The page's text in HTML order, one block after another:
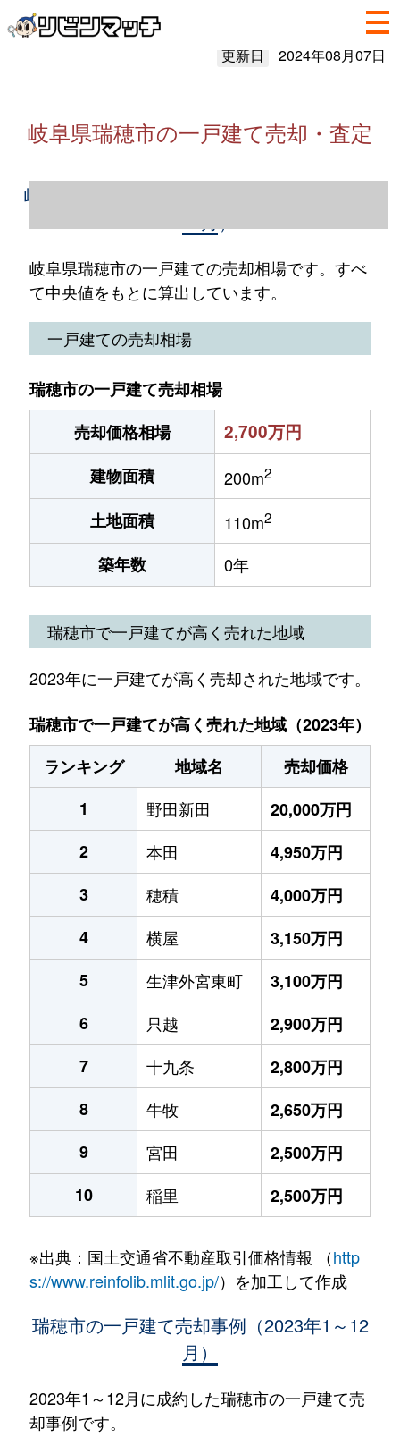
更新日 2024年08月07日
岐阜県瑞穂市の一戸建て売却・査定
岐阜県瑞穂市の一戸建て売却情報（2023年1
岐阜県瑞穂市の一戸建ての売却相場です。すべ
て中央値をもとに算出しています。
一戸建ての売却相場
瑞穂市の一戸建て売却相場
売却価格相場
2,700万円
建物面積 200m2
土地面積 110m2
築年数 0年
瑞穂市で一戸建てが高く売れた地域
2023年に一戸建てが高く売却された地域です。
瑞穂市で一戸建てが高く売れた地域（2023年）
ランキング
地域名
売却価格
1
野田新田
20,000万円
2
本田
4,950万円
3
穂積
4,000万円
4
横屋
3,150万円
5
生津外宮東町
3,100万円
6
只越
2,900万円
7
十九条
2,800万円
8
牛牧
2,650万円
9
宮田
2,500万円
10
稲里 2,500万円
※出典：国土交通省不動産取引価格情報 （http
s://www.reinfolib.mlit.go.jp/）を加工して作成
瑞穂市の一戸建て売却事例（2023年1～12
月）
2023年1～12月に成約した瑞穂市の一戸建て売
却事例です。